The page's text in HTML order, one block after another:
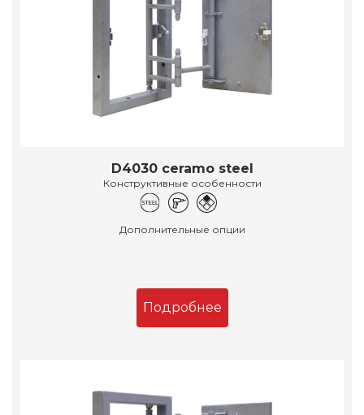
D4030 ceramo steel
Конструктивные особенности
Дополнительные опции
Подробнее